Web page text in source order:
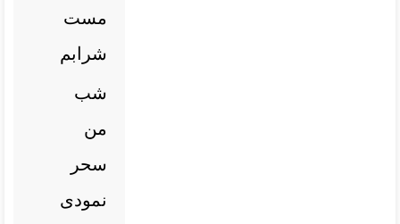
مست
شرابم
شب
من
سحر
نمودی